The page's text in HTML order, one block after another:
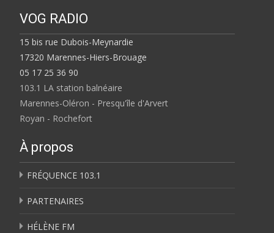
VOG RADIO
15 bis rue Dubois-Meynardie
17320 Marennes-Hiers-Brouage
05 17 25 36 90
103.1 LA station balnéaire
Marennes-Oléron - Presqu'île d'Arvert
Royan - Rochefort
À propos
FRÉQUENCE 103.1
PARTENAIRES
HÉLÈNE FM